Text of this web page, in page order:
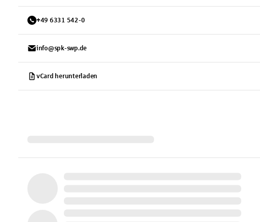
+49 6331 542-0
info@spk-swp.de
vCard herunterladen